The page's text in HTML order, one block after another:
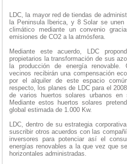
LDC, la mayor red de tiendas de
la Peninsula Iberica, y 8 Solar se
climático mediante un convenio
emisiones de CO2 a la atmósfera.
Mediante este acuerdo, LDC
propietarios la transformación de sus
la producción de energía renovable.
vecinos recibirán una compensación
por el alquiler de este espacio
respecto, los planes de LDC para el
de varios huertos solares urbanos en
Mediante estos huertos solares
global estimada de 1.000 Kw.
LDC, dentro de su estrategia
suscribir otros acuerdos con las
inversores para potenciar así el
energías renovables a la que vez que
horizontales administradas.